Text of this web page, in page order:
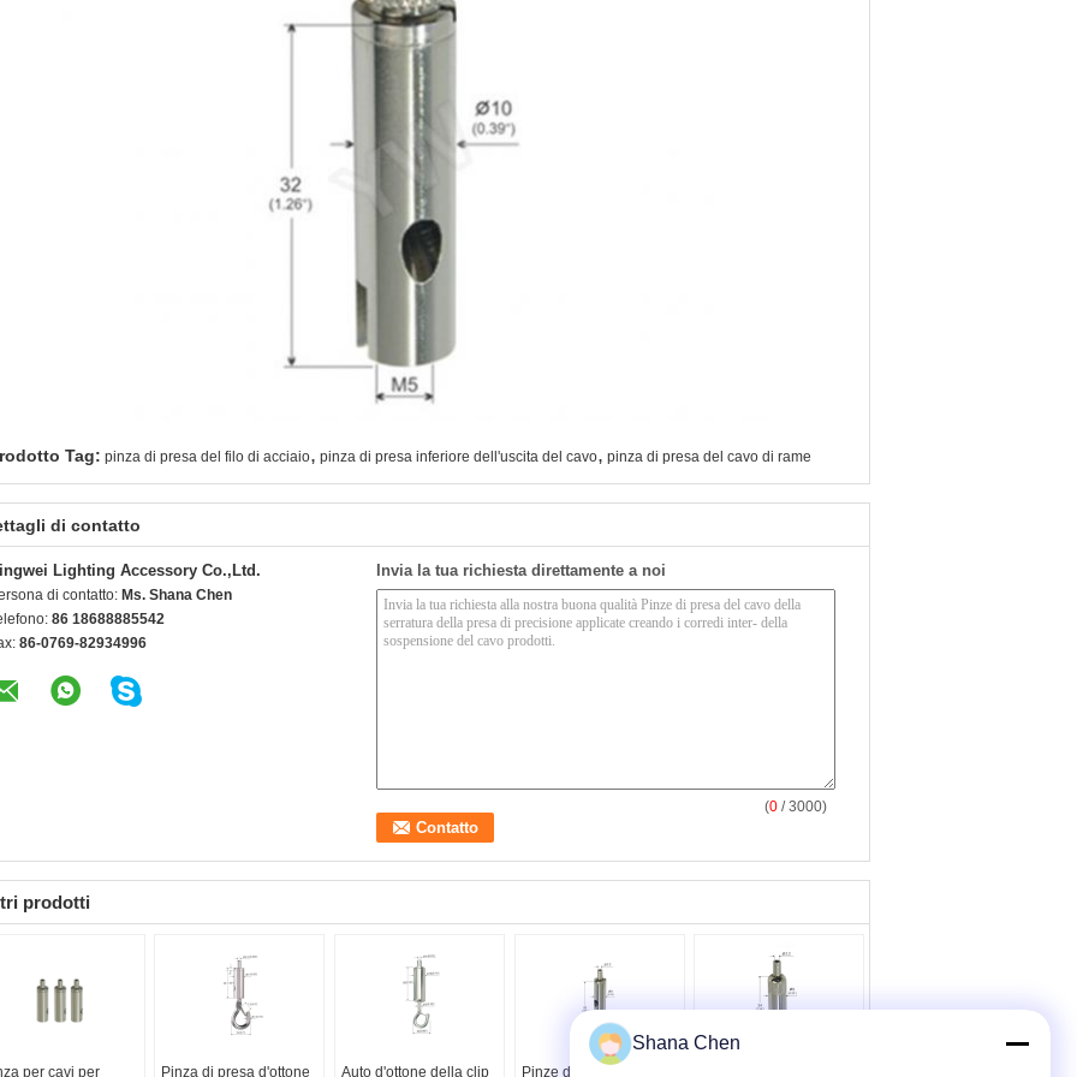
Tag: pinza di presa del filo di acciaio, pinza di presa inferiore dell'uscita del cavo, pinza di presa del cavo di rame
di contatto
Lighting Accessory Co.,Ltd.
di contatto: Ms. Shana Chen
86 18688885542
86-0769-82934996
Invia la tua richiesta direttamente a noi
(0 / 3000)
prodotti
per cavi per Pinza di presa d'ottone Auto d'ottone della clip Pinze di presa
Shana Chen